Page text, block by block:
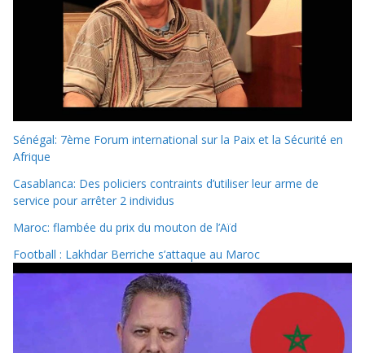
Sénégal: 7ème Forum international sur la Paix et la Sécurité en
Afrique
Casablanca: Des policiers contraints d’utiliser leur arme de
service pour arrêter 2 individus
Maroc: flambée du prix du mouton de l’Aïd
Football : Lakhdar Berriche s’attaque au Maroc